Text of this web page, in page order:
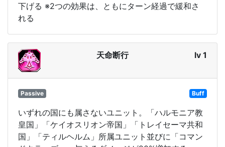
下げる ※2つの効果は、ともにターン経過で緩和さ
れる
天命断行 lv 1
Passive Buff
いずれの国にも属さないユニット。「ハルモニア教
皇国」「ケイオスリオン帝国」「トレイセーマ共和
国」「ティルヘルム」所属ユニット並びに「コマン